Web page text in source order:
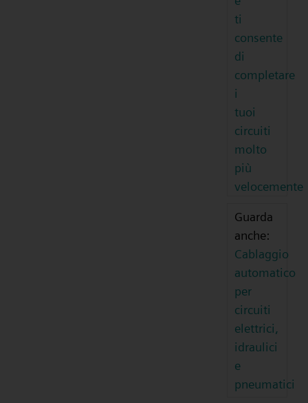
ti
consente
di
completare
i
tuoi
circuiti
molto
più
velocemente
Guarda
anche:
Cablaggio
automatico
per
circuiti
elettrici,
idraulici
e
pneumatici